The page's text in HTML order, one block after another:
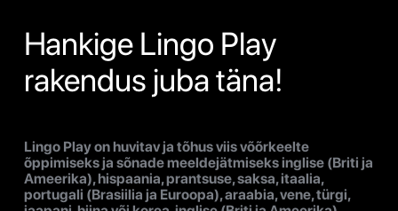
Hankige Lingo Play
rakendus juba täna!
Lingo Play on huvitav ja tõhus viis võõrkeelte
õppimiseks ja sõnade meeldejätmiseks inglise (Briti ja
Ameerika), hispaania, prantsuse, saksa, itaalia,
portugali (Brasiilia ja Euroopa), araabia, vene, türgi,